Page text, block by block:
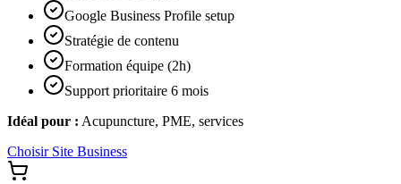
Google Business Profile setup
Stratégie de contenu
Formation équipe (2h)
Support prioritaire 6 mois
Idéal pour : Acupuncture, PME, services
Choisir Site Business